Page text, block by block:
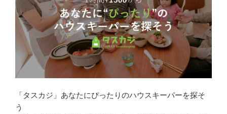
「タスカジ」あなたにぴったりのハウスキーパーを探そ
う